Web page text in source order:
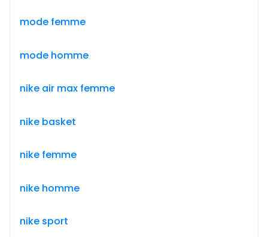
mode femme
mode homme
nike air max femme
nike basket
nike femme
nike homme
nike sport